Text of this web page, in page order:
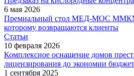
6 мая 2026
Премиальный стол МЕД-МОС
которому возвращаются клиенты
Статьи
10 февраля 2026
Комплексное оснащение домов
лицензирования до экономии
1 сентября 2025